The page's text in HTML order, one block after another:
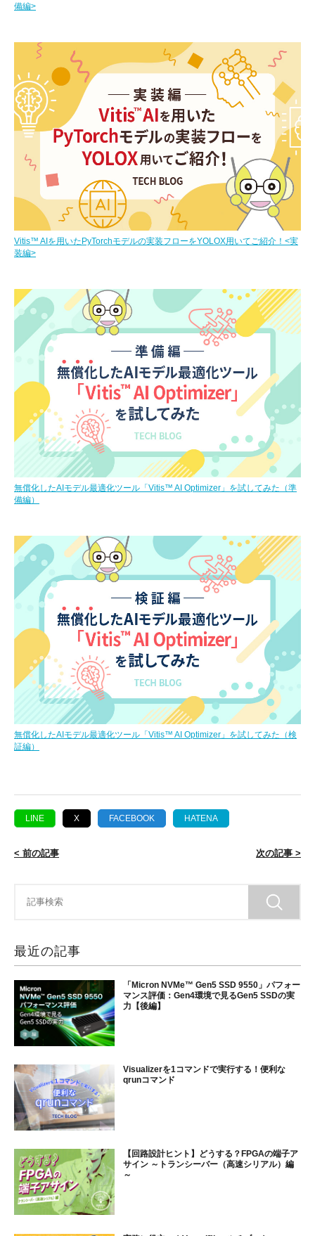
備編>
Vitis™ AIを用いたPyTorchモデルの実装フローをYOLOX用いてご紹介！<実
装編>
無償化したAIモデル最適化ツール「Vitis™ AI Optimizer」を試してみた（準
備編）
無償化したAIモデル最適化ツール「Vitis™ AI Optimizer」を試してみた（検
証編）
LINE X FACEBOOK HATENA
< 前の記事 次の記事 >
最近の記事
「Micron NVMe™ Gen5 SSD 9550」パフォー
マンス評価：Gen4環境で見るGen5 SSDの実
力【後編】
Visualizerを1コマンドで実行する！便利な
qrunコマンド
【回路設計ヒント】どうする？FPGAの端子ア
サイン ～トランシーバー（高速シリアル）編
～